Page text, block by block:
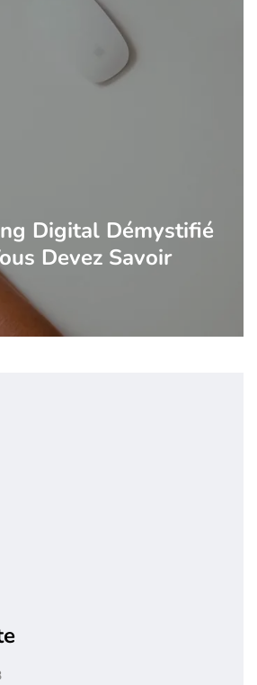
Digital Démystifié
Devez Savoir